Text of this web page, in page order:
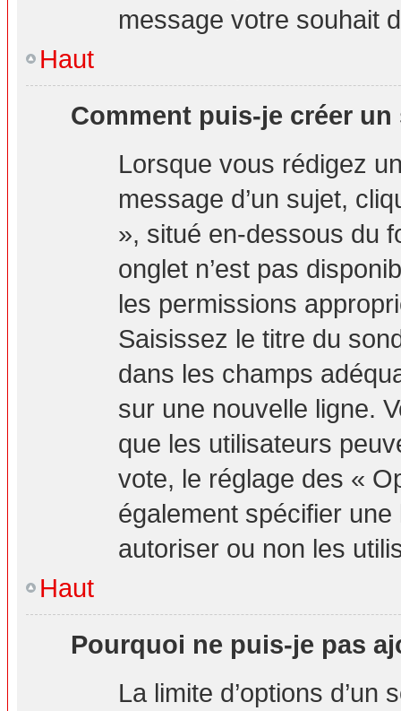
message votre souhait
Haut
Comment puis-je créer un
Lorsque vous rédigez
message d’un sujet,
», situé en-dessous du
onglet n’est pas
les permissions
Saisissez le titre du
dans les champs
sur une nouvelle ligne.
que les utilisateurs
vote, le réglage des «
également spécifier
autoriser ou non les
Haut
Pourquoi ne puis-je pas
La limite d’options d’un